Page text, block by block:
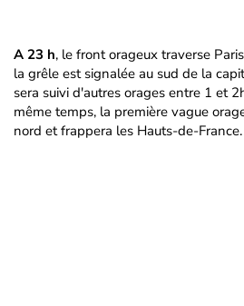
A 23 h, le front orageux traverse
la grêle est signalée au sud de la
sera suivi d'autres orages entre 1 et
même temps, la première vague
nord et frappera les Hauts-de-France.